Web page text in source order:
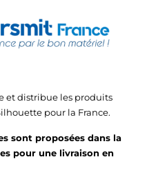
et distribue les produits
pour la France.
sont proposées dans la
pour une livraison en